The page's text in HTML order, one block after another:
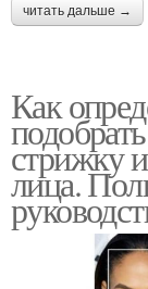
читать дальше →
Как
стрижку
лица.